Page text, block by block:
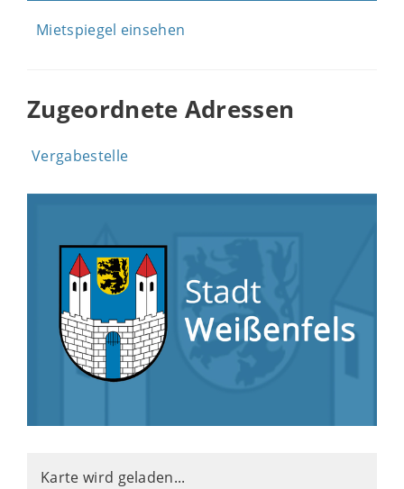
Mietspiegel einsehen
Zugeordnete Adressen
Vergabestelle
Karte wird geladen...